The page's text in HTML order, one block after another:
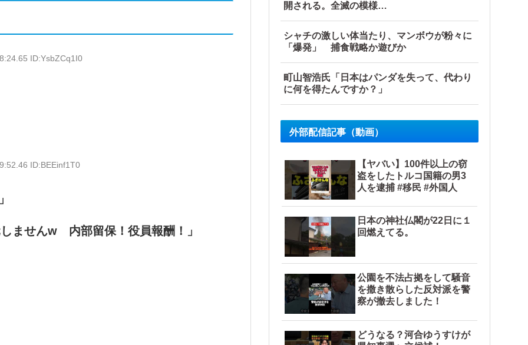
ID:YsbZCq1I0
ID:BEEinf1T0
ませんw 内部留保！役員報酬！」
開される。全滅の模様…
シャチの激しい体当たり、マンボウが粉々に
「爆発」 捕食戦略か遊びか
町山智浩氏「日本はパンダを失って、代わり
に何を得たんですか？」
外部配信記事（動画）
【ヤバい】100件以上の窃
盗をしたトルコ国籍の男3
人を逮捕 #移民 #外国人
日本の神社仏閣が22日に１
回燃えてる。
公園を不法占拠をして騒音
を撒き散らした反対派を警
察が撤去しました！
どうなる？河合ゆうすけが